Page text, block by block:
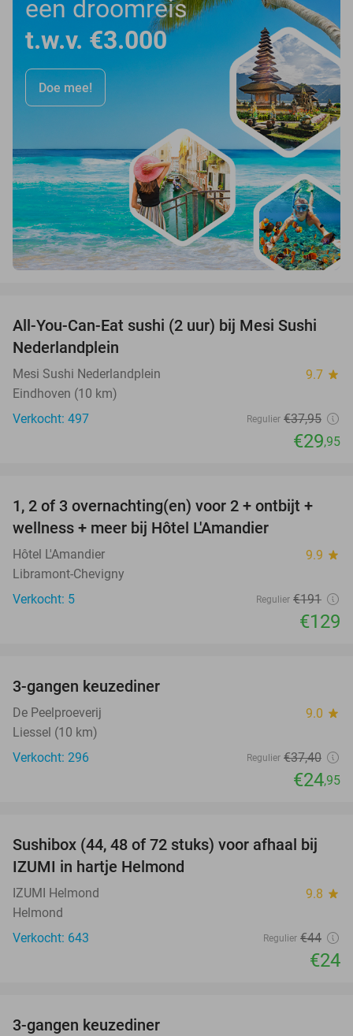
een droomreis
t.w.v. €3.000
Doe mee!
21%
All-You-Can-Eat sushi (2 uur) bij Mesi Sushi
Nederlandplein
Mesi Sushi Nederlandplein 9.7 star
Eindhoven (10 km)
Verkocht: 497
Regulier €37,95
€29,95
32%
TODAY
1, 2 of 3 overnachting(en) voor 2 + ontbijt +
wellness + meer bij Hôtel L'Amandier
Hôtel L'Amandier 9.9 star
Libramont-Chevigny
Verkocht: 5
Regulier €191
€129
3-gangen keuzediner
De Peelproeverij 9.0 star
Liessel (10 km)
Verkocht: 296
Regulier €37,40
€24,95
45%
Sushibox (44, 48 of 72 stuks) voor afhaal bij
IZUMI in hartje Helmond
IZUMI Helmond 9.8 star
Helmond
Verkocht: 643
Regulier €44
€24
3-gangen keuzediner